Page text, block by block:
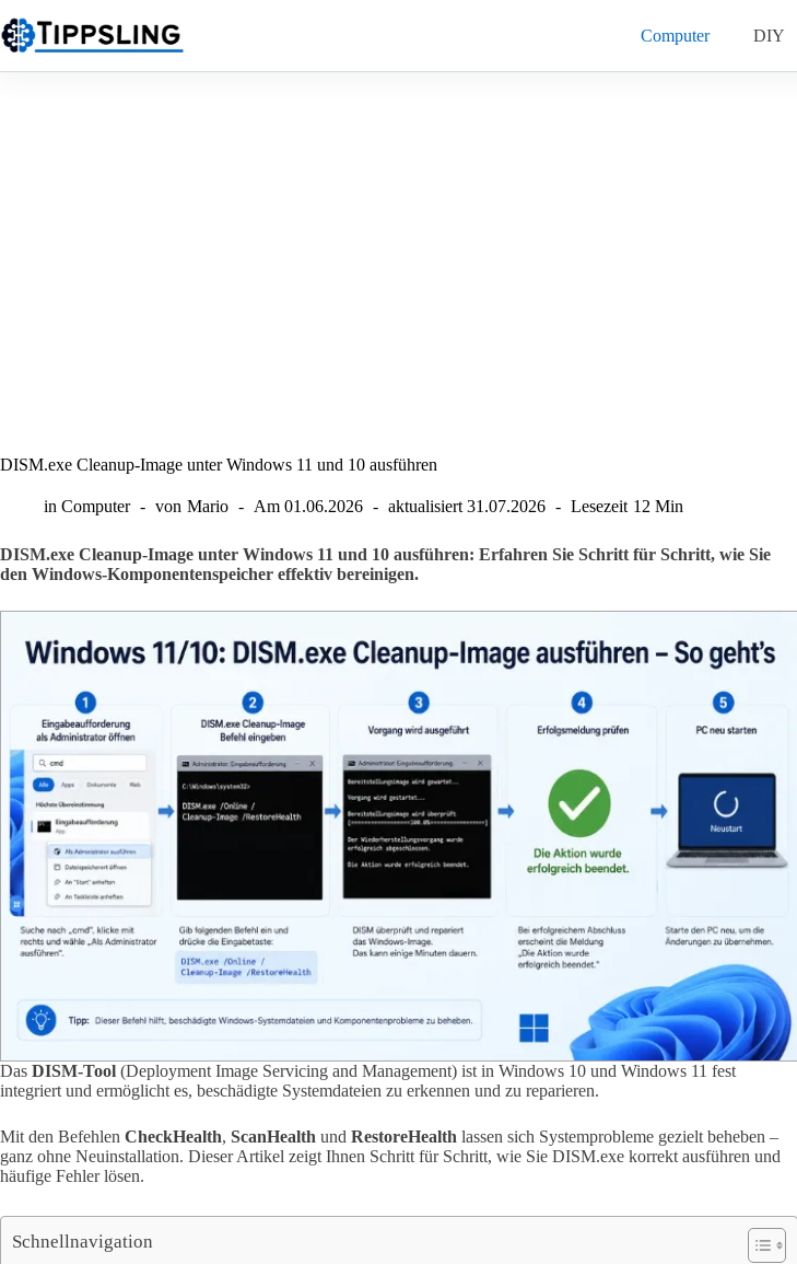
Inhalt
springen
Computer DIY
DISM.exe Cleanup-Image unter Windows 11 und 10 ausführen
in Computer von Mario Am 01.06.2026 aktualisiert 31.07.2026 Lesezeit 12 Min
DISM.exe Cleanup-Image unter Windows 11 und 10 ausführen: Erfahren Sie Schritt für Schritt, wie Sie
den Windows-Komponentenspeicher effektiv bereinigen.
Das DISM-Tool (Deployment Image Servicing and Management) ist in Windows 10 und Windows 11 fest
integriert und ermöglicht es, beschädigte Systemdateien zu erkennen und zu reparieren.
Mit den Befehlen CheckHealth, ScanHealth und RestoreHealth lassen sich Systemprobleme gezielt beheben –
ganz ohne Neuinstallation. Dieser Artikel zeigt Ihnen Schritt für Schritt, wie Sie DISM.exe korrekt ausführen und
häufige Fehler lösen.
Schnellnavigation